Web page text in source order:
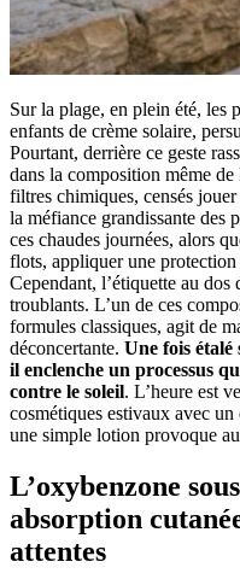
Sur la plage, en plein été, les
enfants de crème solaire,
Pourtant, derrière ce geste
dans la composition même
filtres chimiques, censés
la méfiance grandissante des
ces chaudes journées, alors
flots, appliquer une
Cependant, l’étiquette au dos
troublants. L’un de ces
formules classiques, agit de
déconcertante. Une fois étalé
il enclenche un processus
contre le soleil. L’heure est
cosmétiques estivaux avec
une simple lotion provoque
L’oxybenzone
absorption
attentes